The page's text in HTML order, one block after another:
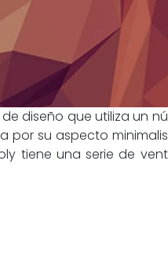
diseño que utiliza un
por su aspecto
tiene una serie de